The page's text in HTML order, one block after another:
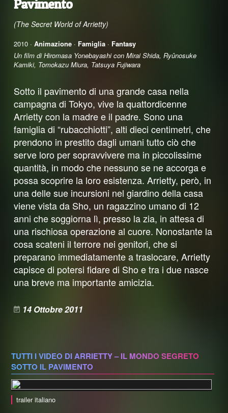
Pavimento
(The Secret World of Arrietty)
2010 · Animazione· Famiglia· Fantasy
Un film di Hiromasa Yonebayashi con Mirai Shida, Ryûnosuke
Kamiki, Tomokazu Miura, Tatsuya Fujiwara
Sotto il pavimento di una grande casa nella
campagna di Tokyo, vive la quattordicenne
Arrietty con la madre e il padre. Sono una
famiglia di “rubacchiotti”, alti dieci centimetri, che
prendono in prestito dagli umani tutto ciò che
serve loro per sopravvivere ma in piccolissime
quantità, in modo che nessuno se ne accorga e
possa scoprire la loro esistenza. Arrietty, però, in
una delle sue incursioni nel giardino della casa
viene vista da Sho, un ragazzino umano di 12
anni che soggiorna lì, presso la zia, in attesa di
una rischiosa operazione al cuore. Nonostante la
cosa scateni il terrore nei genitori, che si
preparano immediatamente a traslocare, Arrietty
capisce di potersi fidare di Sho e tra i due nasce
una breve ma importante amicizia.
14 Ottobre 2011
TUTTI I VIDEO DI ARRIETTY – IL MONDO SEGRETO
SOTTO IL PAVIMENTO
trailer italiano